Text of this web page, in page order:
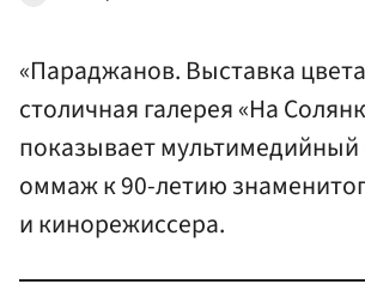
«Параджанов. Выставка
cтоличная галерея «На
показывает мультимедийный
оммаж к 90-летию
и кинорежиссера.